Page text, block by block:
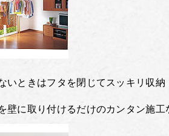
いときはフタを閉じてスッキリ収納
壁に取り付けるだけのカンタン施